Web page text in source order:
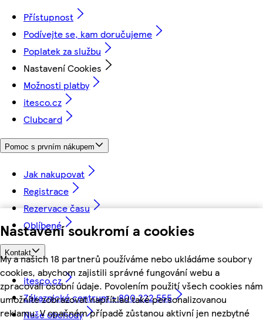
Nastavení soukromí a cookies
My a našich 18 partnerů používáme nebo ukládáme soubory
cookies, abychom zajistili správné fungování webu a
zpracovali osobní údaje. Povolením použití všech cookies nám
umožníte zobrazovat například také personalizovanou
reklamu. V opačném případě zůstanou aktivní jen nezbytné
Přístupnost
Podívejte se, kam doručujeme
Poplatek za službu
Nastavení Cookies
Možnosti platby
itesco.cz
Clubcard
Pomoc s prvním nákupem
Jak nakupovat
Registrace
Rezervace času
Oblíbené
Kontakt
itesco.cz
Zákaznické centrum - 800 222 555
Naše obchody